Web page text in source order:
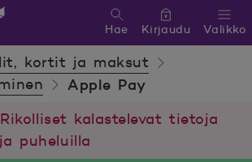
Valikko
Hae Kirjaudu
kortit ja maksut
Apple Pay
kalastelevat tietoja
puheluilla